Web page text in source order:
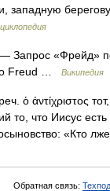
западную
— Запрос «Фрейд»
Freud …
Википедия
ὁ ἀντίχριστος
то, что Иисус
«Кто
Обратная связь: